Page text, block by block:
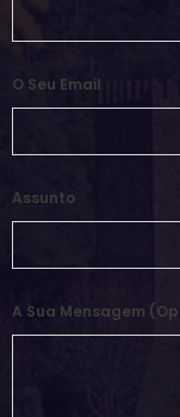
O Seu Email
Assunto
A Sua Mensagem